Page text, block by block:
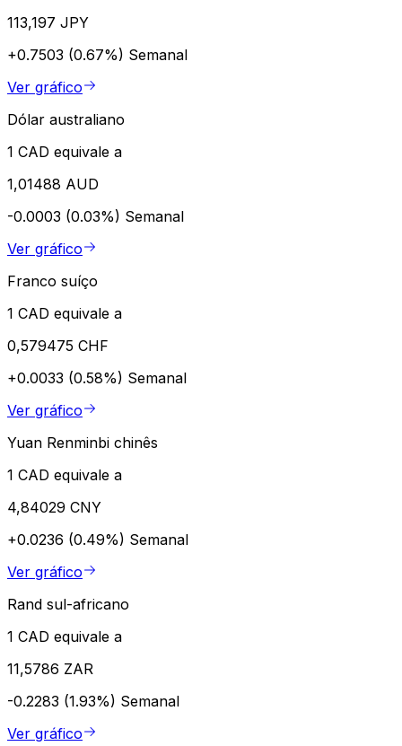
113,197 JPY
+0.7503 (0.67%) Semanal
Ver gráfico
Dólar australiano
1 CAD equivale a
1,01488 AUD
-0.0003 (0.03%) Semanal
Ver gráfico
Franco suíço
1 CAD equivale a
0,579475 CHF
+0.0033 (0.58%) Semanal
Ver gráfico
Yuan Renminbi chinês
1 CAD equivale a
4,84029 CNY
+0.0236 (0.49%) Semanal
Ver gráfico
Rand sul-africano
1 CAD equivale a
11,5786 ZAR
-0.2283 (1.93%) Semanal
Ver gráfico